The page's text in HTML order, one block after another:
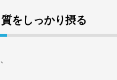
をしっかり摂る